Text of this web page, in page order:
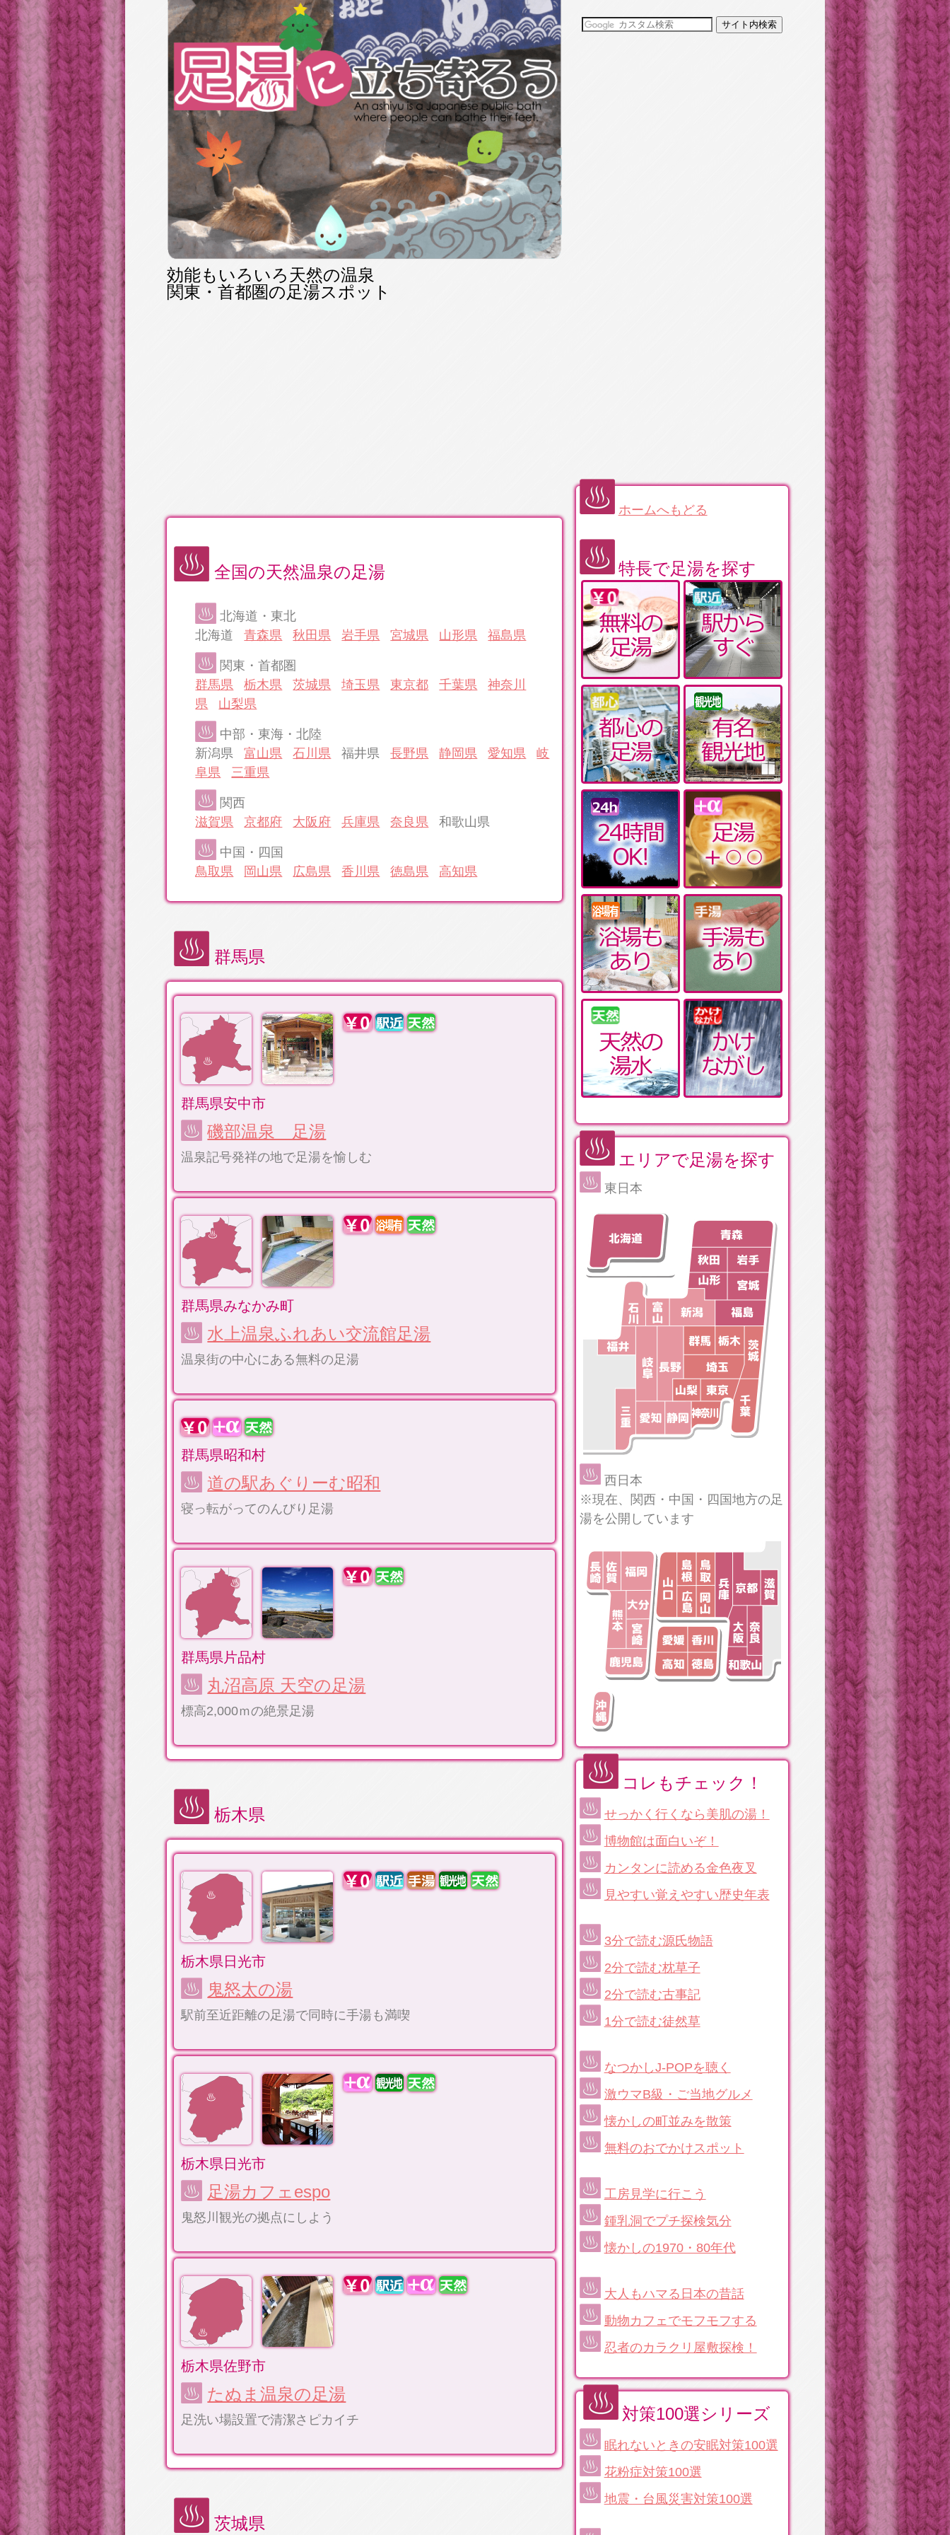
効能もいろいろ天然の温泉
関東・首都圏の足湯スポット
全国の天然温泉の足湯
北海道・東北
北海道青森県 秋田県 岩手県 宮城県 山形県 福島県
関東・首都圏
群馬県
栃木県 茨城県 埼玉県 東京都 千葉県
神奈川
県
山梨県
中部・東海・北陸
新潟県富山県 石川県 福井県長野県 静岡県 愛知県
岐
阜県
三重県
関西
滋賀県
京都府 大阪府 兵庫県 奈良県 和歌山県
中国・四国
鳥取県
岡山県 広島県 香川県 徳島県 高知県
群馬県
群馬県安中市
磯部温泉 足湯
温泉記号発祥の地で足湯を愉しむ
群馬県みなかみ町
水上温泉ふれあい交流館足湯
温泉街の中心にある無料の足湯
群馬県昭和村
道の駅あぐりーむ昭和
寝っ転がってのんびり足湯
群馬県片品村
丸沼高原 天空の足湯
標高2,000ｍの絶景足湯
栃木県
栃木県日光市
鬼怒太の湯
駅前至近距離の足湯で同時に手湯も満喫
栃木県日光市
足湯カフェespo
鬼怒川観光の拠点にしよう
栃木県佐野市
たぬま温泉の足湯
足洗い場設置で清潔さピカイチ
茨城県
ホームへもどる
特長で足湯を探す
エリアで足湯を探す
東日本
西日本
※現在、関西・中国・四国地方の足
湯を公開しています
コレもチェック！
せっかく行くなら美肌の湯！
博物館は面白いぞ！
カンタンに読める金色夜叉
見やすい覚えやすい歴史年表
3分で読む源氏物語
2分で読む枕草子
2分で読む古事記
1分で読む徒然草
なつかしJ-POPを聴く
激ウマB級・ご当地グルメ
懐かしの町並みを散策
無料のおでかけスポット
工房見学に行こう
鍾乳洞でプチ探検気分
懐かしの1970・80年代
大人もハマる日本の昔話
動物カフェでモフモフする
忍者のカラクリ屋敷探検！
対策100選シリーズ
眠れないときの安眠対策100選
花粉症対策100選
地震・台風災害対策100選